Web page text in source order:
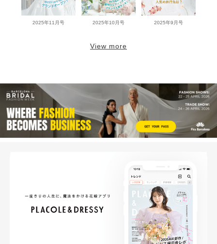
2025年11月号 2025年10月号 2025年9月号
View more